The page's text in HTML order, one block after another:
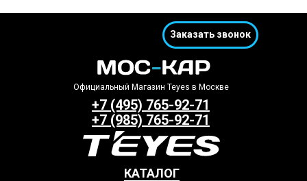
КАТАЛОГ
+7 (495) 765-92-71
+7 (985) 765-92-71
Заказать звонок
Официальный Магазин Teyes в Москве